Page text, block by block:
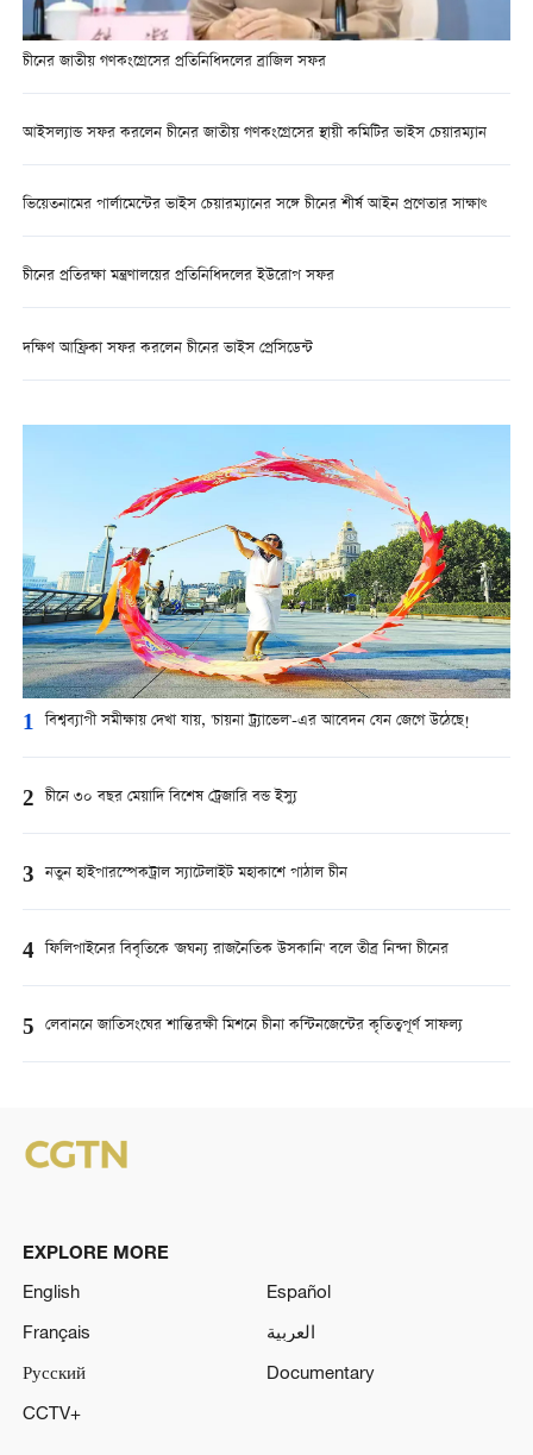
চীনের জাতীয় গণকংগ্রেসের প্রতিনিধিদলের ব্রাজিল সফর
আইসল্যান্ড সফর করলেন চীনের জাতীয় গণকংগ্রেসের স্থায়ী কমিটির ভাইস চেয়ারম্যান
ভিয়েতনামের পার্লামেন্টের ভাইস চেয়ারম্যানের সঙ্গে চীনের শীর্ষ আইন প্রণেতার সাক্ষাৎ
চীনের প্রতিরক্ষা মন্ত্রণালয়ের প্রতিনিধিদলের ইউরোপ সফর
দক্ষিণ আফ্রিকা সফর করলেন চীনের ভাইস প্রেসিডেন্ট
1 বিশ্বব্যাপী সমীক্ষায় দেখা যায়, 'চায়না ট্র্যাভেল'-এর আবেদন যেন জেগে উঠেছে!
2 চীনে ৩০ বছর মেয়াদি বিশেষ ট্রেজারি বন্ড ইস্যু
3 নতুন হাইপারস্পেকট্রাল স্যাটেলাইট মহাকাশে পাঠাল চীন
4 ফিলিপাইনের বিবৃতিকে 'জঘন্য রাজনৈতিক উসকানি' বলে তীব্র নিন্দা চীনের
5 লেবাননে জাতিসংঘের শান্তিরক্ষী মিশনে চীনা কন্টিনজেন্টের কৃতিত্বপূর্ণ সাফল্য
EXPLORE MORE
English
Español
Français
العربية
Русский
Documentary
CCTV+